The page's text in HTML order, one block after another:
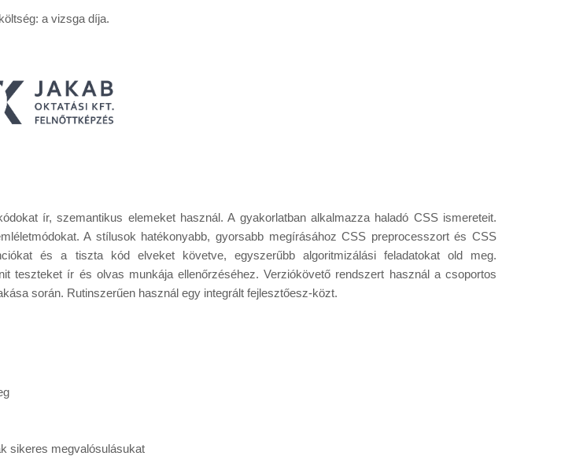
a vizsga díja.
ír, szemantikus elemeket használ. A gyakorlatban alkalmazza haladó CSS ismereteit.
A stílusok hatékonyabb, gyorsabb megírásához CSS preprocesszort és CSS
és a tiszta kód elveket követve, egyszerűbb algoritmizálási feladatokat old meg.
teszteket ír és olvas munkája ellenőrzéséhez. Verziókövető rendszert használ a csoportos
során. Rutinszerűen használ egy integrált fejlesztőesz-közt.
sikeres megvalósulásukat